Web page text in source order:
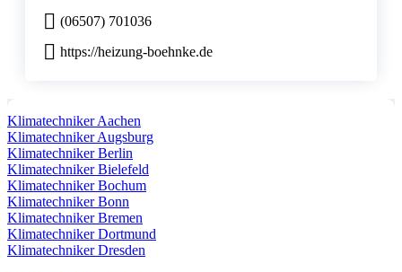
(06507) 701036
https://heizung-boehnke.de
Klimatechniker Aachen
Klimatechniker Augsburg
Klimatechniker Berlin
Klimatechniker Bielefeld
Klimatechniker Bochum
Klimatechniker Bonn
Klimatechniker Bremen
Klimatechniker Dortmund
Klimatechniker Dresden